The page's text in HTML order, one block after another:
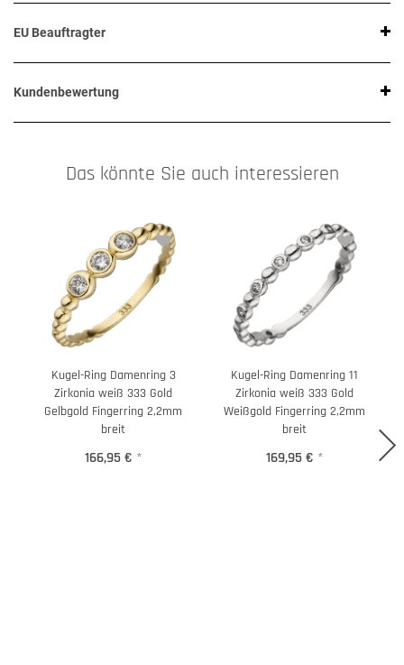
EU Beauftragter
Kundenbewertung
Das könnte Sie auch interessieren
Kugel-Ring Damenring 3
Zirkonia weiß 333 Gold
Gelbgold Fingerring 2,2mm
breit
166,95 € *
Kugel-Ring Damenring 11
Zirkonia weiß 333 Gold
Weißgold Fingerring 2,2mm
breit
169,95 € *